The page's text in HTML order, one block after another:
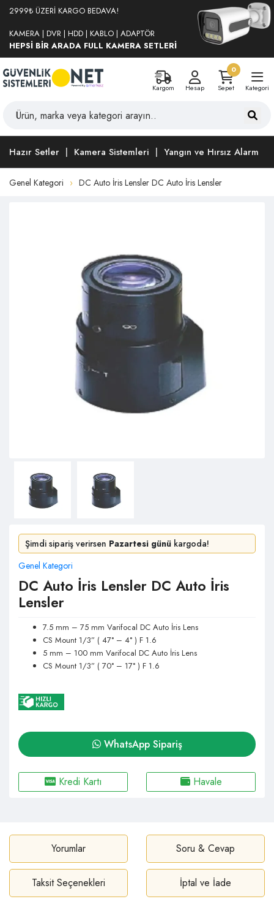
2999₺ ÜZERİ KARGO BEDAVA!
KAMERA | DVR | HDD | KABLO | ADAPTÖR
HEPSİ BİR ARADA FULL KAMERA SETLERİ
Kargom Hesap
0
Sepet
Kategori
Hazır Setler Kamera Sistemleri Yangın ve Hırsız Alarm
Genel Kategori DC Auto İris Lensler DC Auto İris Lensler
Şimdi sipariş verirsen Pazartesi günü kargoda!
Genel Kategori
DC Auto İris Lensler DC Auto İris
Lensler
7.5 mm – 75 mm Varifocal DC Auto İris Lens
CS Mount 1/3” ( 47° – 4° ) F 1.6
5 mm – 100 mm Varifocal DC Auto İris Lens
CS Mount 1/3” ( 70° – 17° ) F 1.6
WhatsApp Sipariş
Kredi Kartı Havale
Yorumlar Soru & Cevap
Taksit Seçenekleri İptal ve İade